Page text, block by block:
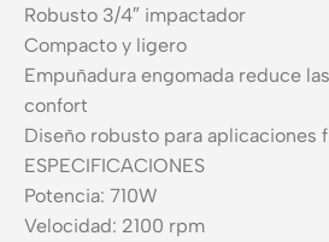
Robusto 3/4″ impactador
Compacto y ligero
Empuñadura engomada reduce
confort
Diseño robusto para aplicaciones
ESPECIFICACIONES
Potencia: 710W
Velocidad: 2100 rpm